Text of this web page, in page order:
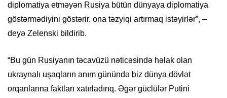
diplomatiya etməyən Rusiya bütün dünyaya diplomatiya
göstərmədiyini göstərir. ona təzyiqi artırmaq istəyirlər”, –
deyə Zelenski bildirib.
“Bu gün Rusiyanın təcavüzü nəticəsində həlak olan
ukraynalı uşaqların anım günündə biz dünya dövlət
orqanlarına faktları xatırladırıq. Əgər güclülər Putini